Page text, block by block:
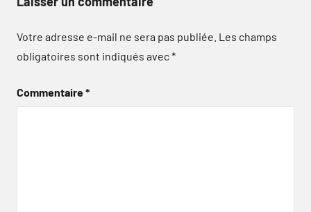
Votre adresse e-mail ne sera pas publiée. Les champs
obligatoires sont indiqués avec*
Commentaire*